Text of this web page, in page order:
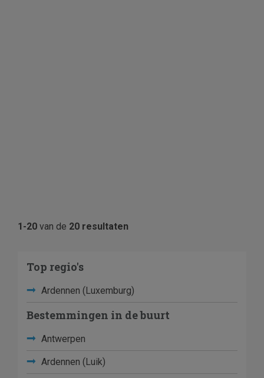
1-20 van de 20 resultaten
Top regio's
Ardennen (Luxemburg)
Bestemmingen in de buurt
Antwerpen
Ardennen (Luik)